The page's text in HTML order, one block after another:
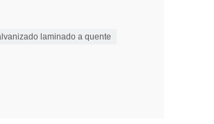
laminado a quente